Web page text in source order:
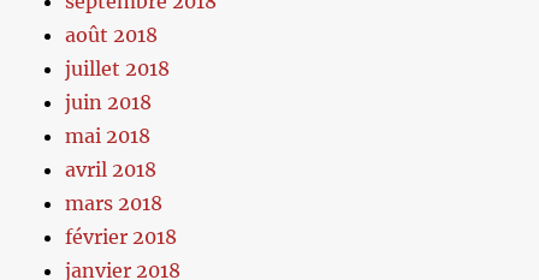
août 2018
juillet 2018
juin 2018
mai 2018
avril 2018
mars 2018
février 2018
janvier 2018